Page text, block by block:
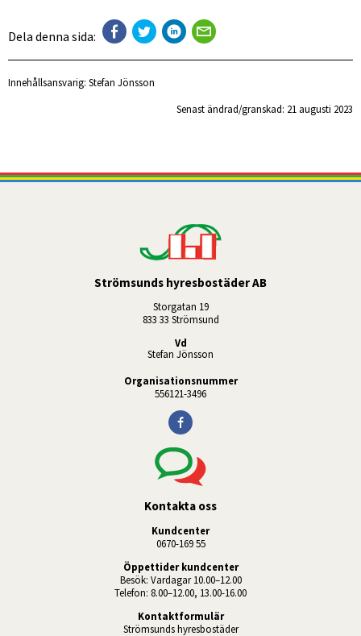
Dela denna sida:
Innehållsansvarig: Stefan Jönsson
Senast ändrad/granskad: 21 augusti 2023
Strömsunds hyresbostäder AB
Storgatan 19
833 33 Strömsund
Vd
Stefan Jönsson
Organisationsnummer
556121-3496
Kontakta oss
Kundcenter
0670-169 55
Öppettider kundcenter
Besök: Vardagar 10.00–12.00
Telefon: 8.00–12.00, 13.00-16.00
Kontaktformulär
Strömsunds hyresbostäder